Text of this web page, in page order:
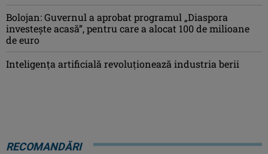
Bolojan: Guvernul a aprobat programul „Diaspora
investeşte acasă”, pentru care a alocat 100 de milioane
de euro
Inteligența artificială revoluționează industria berii
RECOMANDĂRI